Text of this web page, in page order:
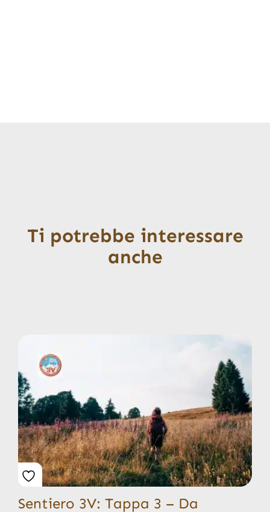
Ti potrebbe interessare
anche
Sentiero 3V: Tappa 3 – Da